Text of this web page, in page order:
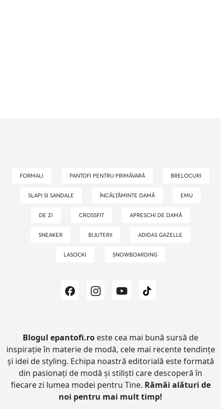
FORMALI PANTOFI PENTRU PRIMĂVARĂ BRELOCURI
SLAPI SI SANDALE ÎNCĂLȚĂMINTE DAMĂ EMU
DE ZI CROSSFIT APRESCHI DE DAMĂ
SNEAKER BIJUTERII ADIDAS GAZELLE
LASOCKI SNOWBOARDING
Blogul epantofi.ro este cea mai bună sursă de
inspirație în materie de modă, cele mai recente tendințe
și idei de styling. Echipa noastră editorială este formată
din pasionați de modă și stiliști care descoperă în
fiecare zi lumea modei pentru Tine. Rămâi alături de
noi pentru mai mult timp!